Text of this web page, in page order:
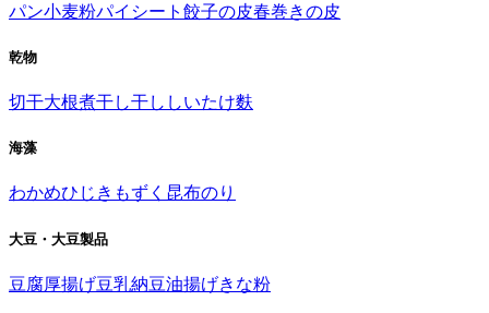
パン小麦粉パイシート 餃子の皮春巻きの皮
乾物
切干大根煮干し干ししいたけ麩
海藻
わかめひじき もずく 昆布のり
大豆・大豆製品
豆腐厚揚げ豆乳納豆油揚げきな粉